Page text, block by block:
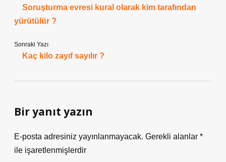
Soruşturma evresi kural olarak kim tarafından
yürütülür ?
Sonraki Yazı
Kaç kilo zayıf sayılır ?
Bir yanıt yazın
E-posta adresiniz yayınlanmayacak. Gerekli alanlar *
ile işaretlenmişlerdir